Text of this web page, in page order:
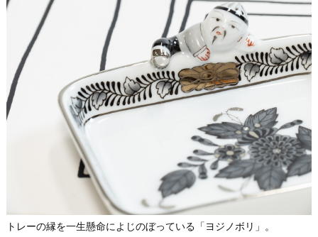
トレーの縁を一生懸命によじのぼっている「ヨジノボリ」。